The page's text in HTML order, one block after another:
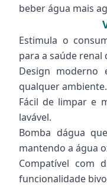
beber água mais
Estimula o
para a saúde renal
Design moderno
qualquer ambiente.
Fácil de limpar e
lavável.
Bomba dágua
mantendo a água
Compatível com
funcionalidade